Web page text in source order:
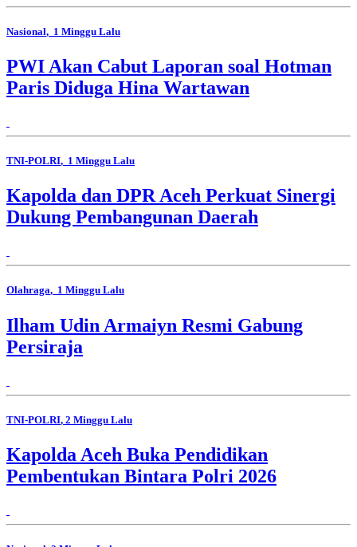
Nasional, 1 Minggu Lalu
PWI Akan Cabut Laporan soal Hotman
Paris Diduga Hina Wartawan
TNI-POLRI, 1 Minggu Lalu
Kapolda dan DPR Aceh Perkuat Sinergi
Dukung Pembangunan Daerah
Olahraga, 1 Minggu Lalu
Ilham Udin Armaiyn Resmi Gabung
Persiraja
TNI-POLRI, 2 Minggu Lalu
Kapolda Aceh Buka Pendidikan
Pembentukan Bintara Polri 2026